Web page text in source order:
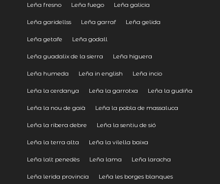
Leña fresno Leña fuego Leña galicia
Leña garidellss Leña garraf Leña gelida
Leña getafe Leña godall
Leña guadalix de la sierra Leña higuera
Leña humeda Leña in english Leña incio
Leña la cerdanya Leña la garrotxa Leña la gudiña
Leña la nou de gaià Leña la pobla de massaluca
Leña la ribera debre Leña la sentiu de sió
Leña la terra alta Leña la vilella baixa
Leña lalt penedès Leña lama Leña laracha
Leña lerida provincia Leña les borges blanques